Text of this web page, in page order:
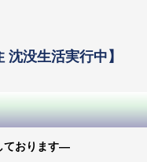
没生活実行中】
ております—